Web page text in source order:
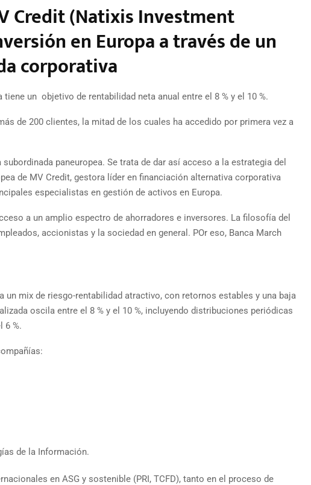
Credit (Natixis Investment
en Europa a través de un
corporativa
un objetivo de rentabilidad neta anual entre el 8 % y el 10 %.
de 200 clientes, la mitad de los cuales ha accedido por primera vez a
paneuropea. Se trata de dar así acceso a la estrategia del
de MV Credit, gestora líder en financiación alternativa corporativa
especialistas en gestión de activos en Europa.
a un amplio espectro de ahorradores e inversores. La filosofía del
accionistas y la sociedad en general. POr eso, Banca March
un mix de riesgo-rentabilidad atractivo, con retornos estables y una baja
oscila entre el 8 % y el 10 %, incluyendo distribuciones periódicas
6 %.
de la Información.
en ASG y sostenible (PRI, TCFD), tanto en el proceso de